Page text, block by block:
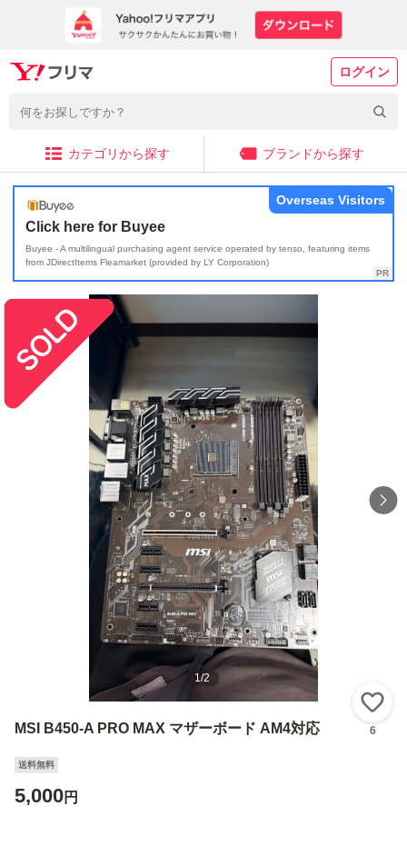
ログイン
カテゴリから探す ブランドから探す
Click here for Buyee
Buyee - A multilingual purchasing agent service operated by tenso, featuring items
from JDirectItems Fleamarket (provided by LY Corporation)
Overseas Visitors
1/2
MSI B450-A PRO MAX マザーボード AM4対応 6
送料無料
5,000円